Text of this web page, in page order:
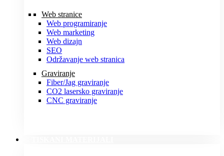
Web stranice
Web programiranje
Web marketing
Web dizajn
SEO
Održavanje web stranica
Graviranje
Fiber/Jag graviranje
CO2 lasersko graviranje
CNC graviranje